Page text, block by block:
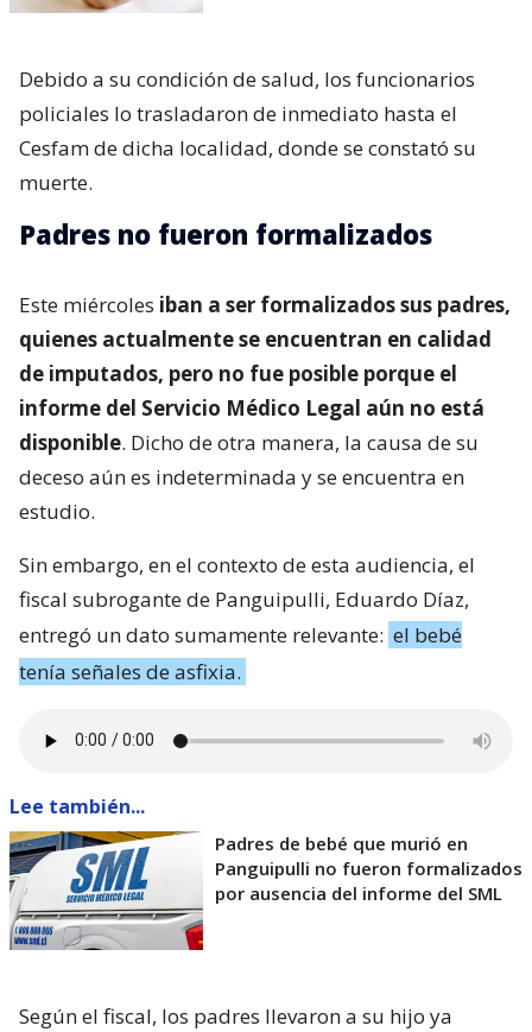
Debido a su condición de salud, los funcionarios
policiales lo trasladaron de inmediato hasta el
Cesfam de dicha localidad, donde se constató su
muerte.
Padres no fueron formalizados
Este miércoles iban a ser formalizados sus padres,
quienes actualmente se encuentran en calidad
de imputados, pero no fue posible porque el
informe del Servicio Médico Legal aún no está
disponible. Dicho de otra manera, la causa de su
deceso aún es indeterminada y se encuentra en
estudio.
Sin embargo, en el contexto de esta audiencia, el
fiscal subrogante de Panguipulli, Eduardo Díaz,
entregó un dato sumamente relevante: el bebé
tenía señales de asfixia.
Lee también...
Padres de bebé que murió en
Panguipulli no fueron formalizados
por ausencia del informe del SML
Según el fiscal, los padres llevaron a su hijo ya